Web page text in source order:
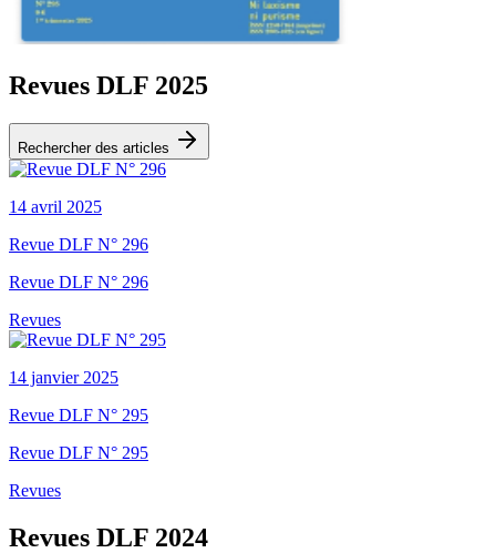
Revues DLF 2025
Rechercher des articles
14 avril 2025
Revue DLF N° 296
Revue DLF N° 296
Revues
14 janvier 2025
Revue DLF N° 295
Revue DLF N° 295
Revues
Revues DLF 2024